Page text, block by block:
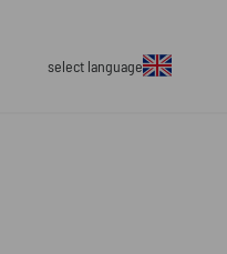
select language